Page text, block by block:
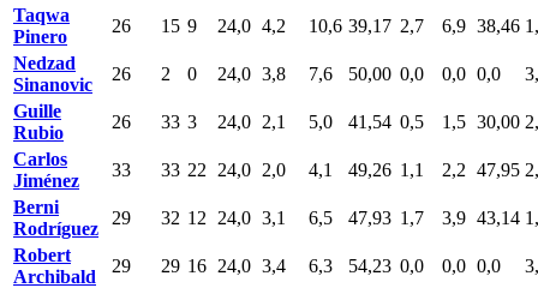
Taqwa
Pinero
26 15 9 24,0 4,2 10,6 39,17 2,7 6,9 38,46
Nedzad
Sinanovic
26 2 0 24,0 3,8 7,6 50,00 0,0 0,0 0,0
Guille
Rubio
26 33 3 24,0 2,1 5,0 41,54 0,5 1,5 30,00
Carlos
Jiménez
33 33 22 24,0 2,0 4,1 49,26 1,1 2,2 47,95
Berni
Rodríguez
29 32 12 24,0 3,1 6,5 47,93 1,7 3,9 43,14
Robert
Archibald
29 29 16 24,0 3,4 6,3 54,23 0,0 0,0 0,0